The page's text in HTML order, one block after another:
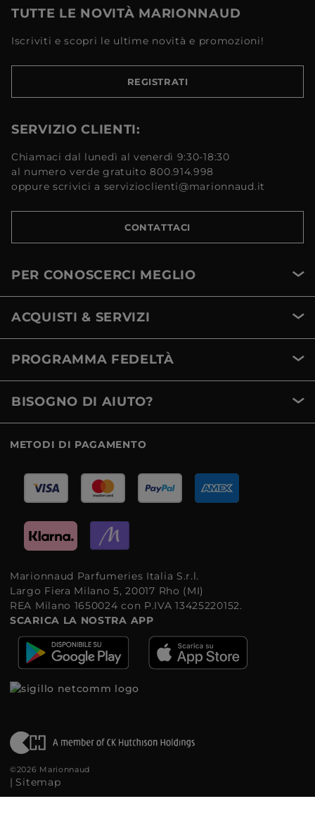
TUTTE LE NOVITÀ MARIONNAUD
Iscriviti e scopri le ultime novità e promozioni!
REGISTRATI
SERVIZIO CLIENTI:
Chiamaci dal lunedì al venerdì 9:30-18:30
al numero verde gratuito 800.914.998
oppure scrivici a servizioclienti@marionnaud.it
CONTATTACI
PER CONOSCERCI MEGLIO
ACQUISTI & SERVIZI
PROGRAMMA FEDELTÀ
BISOGNO DI AIUTO?
METODI DI PAGAMENTO
Marionnaud Parfumeries Italia S.r.l.
Largo Fiera Milano 5, 20017 Rho (MI)
REA Milano 1650024 con P.IVA 13425220152.
SCARICA LA NOSTRA APP
©2026 Marionnaud
| Sitemap